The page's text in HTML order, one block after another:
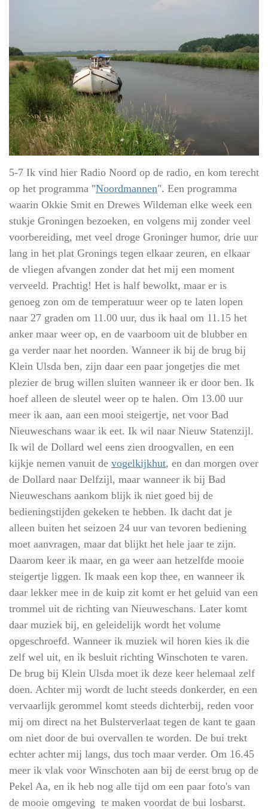
5-7 Ik vind hier Radio Noord op de radio, en kom terecht
op het programma "Noordmannen". Een programma
waarin Okkie Smit en Drewes Wildeman elke week een
stukje Groningen bezoeken, en volgens mij zonder veel
voorbereiding, met veel droge Groninger humor, drie uur
lang in het plat Gronings tegen elkaar zeuren, en elkaar
de vliegen afvangen zonder dat het mij een moment
verveeld. Prachtig! Het is half bewolkt, maar er is
genoeg zon om de temperatuur weer op te laten lopen
naar 27 graden om 11.00 uur, dus ik haal om 11.15 het
anker maar weer op, en de vaarboom uit de blubber en
ga verder naar het noorden. Wanneer ik bij de brug bij
Klein Ulsda ben, zijn daar een paar jongetjes die met
plezier de brug willen sluiten wanneer ik er door ben. Ik
hoef alleen de sleutel weer op te halen. Om 13.00 uur
meer ik aan, aan een mooi steigertje, net voor Bad
Nieuweschans waar ik eet. Ik wil naar Nieuw Statenzijl.
Ik wil de Dollard wel eens zien droogvallen, en een
kijkje nemen vanuit de vogelkijkhut, en dan morgen over
de Dollard naar Delfzijl, maar wanneer ik bij Bad
Nieuweschans aankom blijk ik niet goed bij de
bedieningstijden gekeken te hebben. Ik dacht dat je
alleen buiten het seizoen 24 uur van tevoren bediening
moet aanvragen, maar dat blijkt het hele jaar te zijn.
Daarom keer ik maar, en ga weer aan hetzelfde mooie
steigertje liggen. Ik maak een kop thee, en wanneer ik
daar lekker mee in de kuip zit komt er het geluid van een
trommel uit de richting van Nieuweschans. Later komt
daar muziek bij, en geleidelijk wordt het volume
opgeschroefd. Wanneer ik muziek wil horen kies ik die
zelf wel uit, en ik besluit richting Winschoten te varen.
De brug bij Klein Ulsda moet ik deze keer helemaal zelf
doen. Achter mij wordt de lucht steeds donkerder, en een
vervaarlijk gerommel komt steeds dichterbij, reden voor
mij om direct na het Bulsterverlaat tegen de kant te gaan
om niet door de bui overvallen te worden. De bui trekt
echter achter mij langs, dus toch maar verder. Om 16.45
meer ik vlak voor Winschoten aan bij de eerst brug op de
Pekel Aa, en ik heb nog alle tijd om een paar foto's van
de mooie omgeving te maken voordat de bui losbarst.